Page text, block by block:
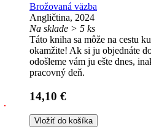
Brožovaná väzba
Angličtina, 2024
Na sklade > 5 ks
Táto kniha sa môže na cestu
okamžite! Ak si ju objednáte
odošleme vám ju ešte dnes,
pracovný deň.
14,10 €
Vložiť do košíka